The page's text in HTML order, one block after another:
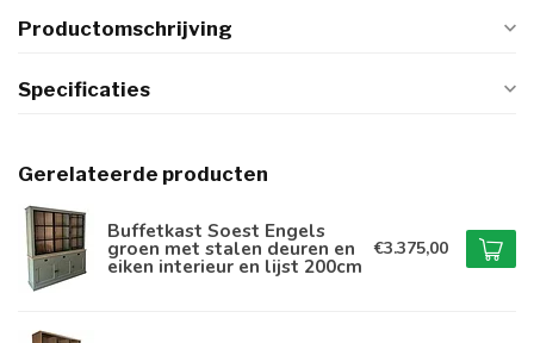
Productomschrijving
Specificaties
Gerelateerde producten
Buffetkast Soest Engels
groen met stalen deuren en
eiken interieur en lijst 200cm
€3.375,00